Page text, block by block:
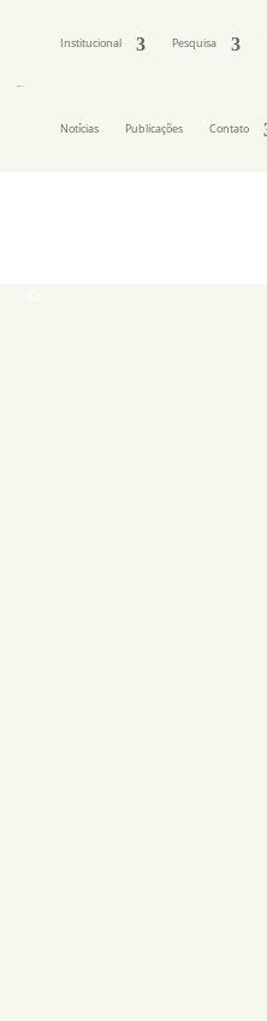
Institucional Pesquisa
Notícias Publicações Contato